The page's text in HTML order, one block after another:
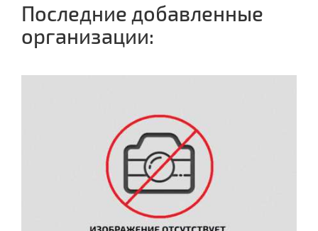
Последние добавленные
организации: